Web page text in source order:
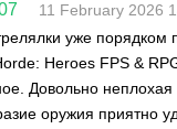
11 February 2026
уже порядком
Heroes FPS &
Довольно неплохая
оружия приятно